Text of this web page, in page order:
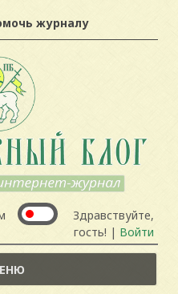
журналу
Здравствуйте,
гость! | Войти